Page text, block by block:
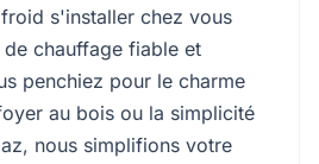
s'installer chez vous
de chauffage fiable et
penchiez pour le charme
au bois ou la simplicité
nous simplifions votre